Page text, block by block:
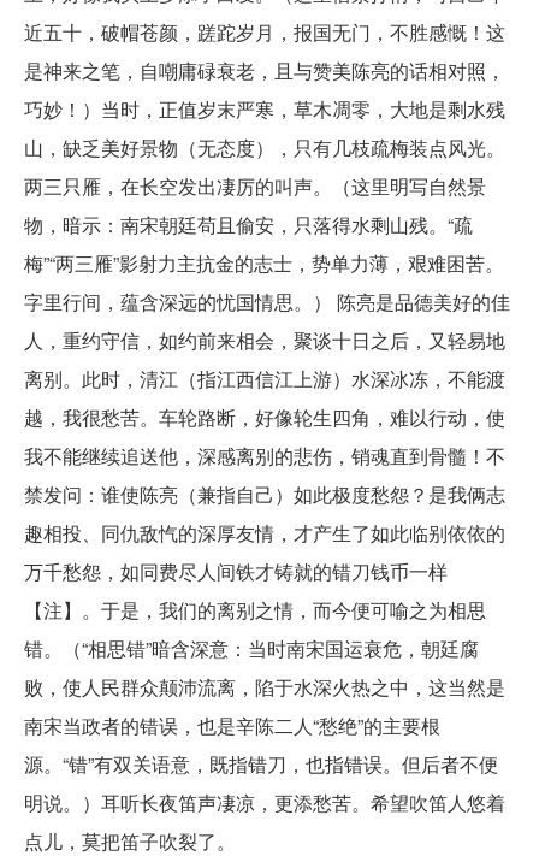
近五十，破帽苍颜，蹉跎岁月，报国无门，不胜感慨！这
是神来之笔，自嘲庸碌衰老，且与赞美陈亮的话相对照，
巧妙！）当时，正值岁末严寒，草木凋零，大地是剩水残
山，缺乏美好景物（无态度），只有几枝疏梅装点风光。
两三只雁，在长空发出凄厉的叫声。（这里明写自然景
物，暗示：南宋朝廷苟且偷安，只落得水剩山残。“疏
梅”“两三雁”影射力主抗金的志士，势单力薄，艰难困苦。
字里行间，蕴含深远的忧国情思。） 陈亮是品德美好的佳
人，重约守信，如约前来相会，聚谈十日之后，又轻易地
离别。此时，清江（指江西信江上游）水深冰冻，不能渡
越，我很愁苦。车轮路断，好像轮生四角，难以行动，使
我不能继续追送他，深感离别的悲伤，销魂直到骨髓！不
禁发问：谁使陈亮（兼指自己）如此极度愁怨？是我俩志
趣相投、同仇敌忾的深厚友情，才产生了如此临别依依的
万千愁怨，如同费尽人间铁才铸就的错刀钱币一样
【注】。于是，我们的离别之情，而今便可喻之为相思
错。（“相思错”暗含深意：当时南宋国运衰危，朝廷腐
败，使人民群众颠沛流离，陷于水深火热之中，这当然是
南宋当政者的错误，也是辛陈二人“愁绝”的主要根
源。“错”有双关语意，既指错刀，也指错误。但后者不便
明说。）耳听长夜笛声凄凉，更添愁苦。希望吹笛人悠着
点儿，莫把笛子吹裂了。